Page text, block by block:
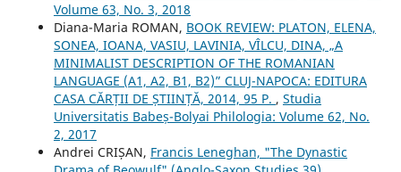
Volume 63, No. 3, 2018
Diana-Maria ROMAN, BOOK REVIEW: PLATON, ELENA,
SONEA, IOANA, VASIU, LAVINIA, VÎLCU, DINA, „A
MINIMALIST DESCRIPTION OF THE ROMANIAN
LANGUAGE (A1, A2, B1, B2)” CLUJ-NAPOCA: EDITURA
CASA CĂRȚII DE ȘTIINȚĂ, 2014, 95 P. , Studia
Universitatis Babeș-Bolyai Philologia: Volume 62, No.
2, 2017
Andrei CRIȘAN, Francis Leneghan, "The Dynastic